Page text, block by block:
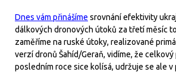
Dnes vám přinášíme srovnání efektivity
dálkových dronových útoků za třetí měsíc
zaměříme na ruské útoky, realizované
verzí dronů Šahíd/Geraň, vidíme, že
posledním roce sice kolísá, udržuje se ale v